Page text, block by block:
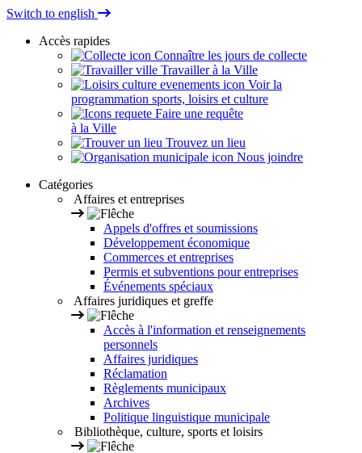
Switch to english
Accès rapides
Connaître les jours de collecte
Travailler à la Ville
Voir la
programmation sports, loisirs et culture
Faire une requête
à la Ville
Trouvez un lieu
Nous joindre
Catégories
Affaires et entreprises
Appels d'offres et soumissions
Développement économique
Commerces et entreprises
Permis et subventions pour entreprises
Événements spéciaux
Affaires juridiques et greffe
Accès à l'information et renseignements
personnels
Affaires juridiques
Réclamation
Règlements municipaux
Archives
Politique linguistique municipale
Bibliothèque, culture, sports et loisirs